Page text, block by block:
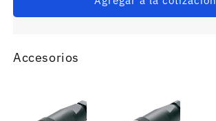
Accesorios